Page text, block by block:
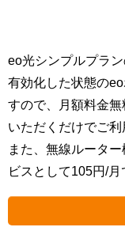
eo光シンプルプラ
有効化した状態の
すので、月額料金
いただくだけでご利
また、無線ルータ
ビスとして105円/月